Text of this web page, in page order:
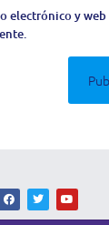
electrónico y